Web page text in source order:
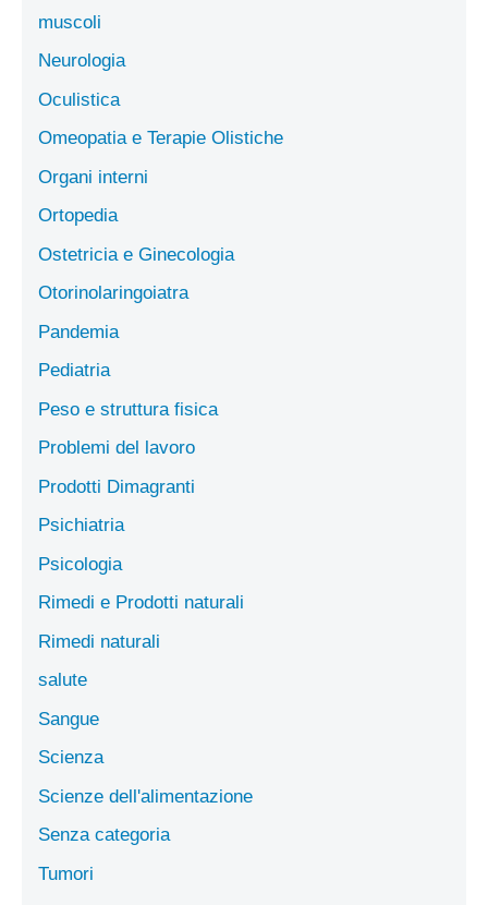
muscoli
Neurologia
Oculistica
Omeopatia e Terapie Olistiche
Organi interni
Ortopedia
Ostetricia e Ginecologia
Otorinolaringoiatra
Pandemia
Pediatria
Peso e struttura fisica
Problemi del lavoro
Prodotti Dimagranti
Psichiatria
Psicologia
Rimedi e Prodotti naturali
Rimedi naturali
salute
Sangue
Scienza
Scienze dell'alimentazione
Senza categoria
Tumori